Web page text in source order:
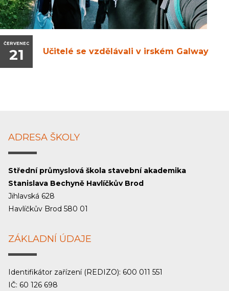
ČERVENEC
21 Učitelé se vzdělávali v irském Galway
ADRESA ŠKOLY
Střední průmyslová škola stavební akademika
Stanislava Bechyně Havlíčkův Brod
Jihlavská 628
Havlíčkův Brod 580 01
ZÁKLADNÍ ÚDAJE
Identifikátor zařízení (REDIZO): 600 011 551
IČ: 60 126 698